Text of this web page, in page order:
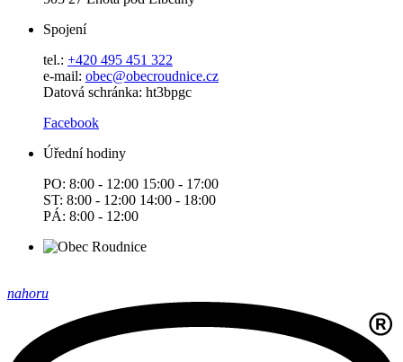
Spojení
tel.: +420 495 451 322
e-mail: obec@obecroudnice.cz
Datová schránka: ht3bpgc
Facebook
Úřední hodiny
PO: 8:00 - 12:00 15:00 - 17:00
ST: 8:00 - 12:00 14:00 - 18:00
PÁ: 8:00 - 12:00
nahoru